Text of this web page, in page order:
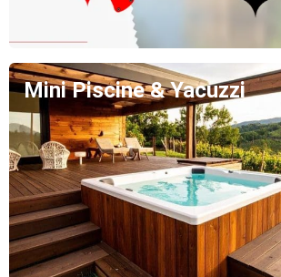
Mini Piscine & Yacuzzi